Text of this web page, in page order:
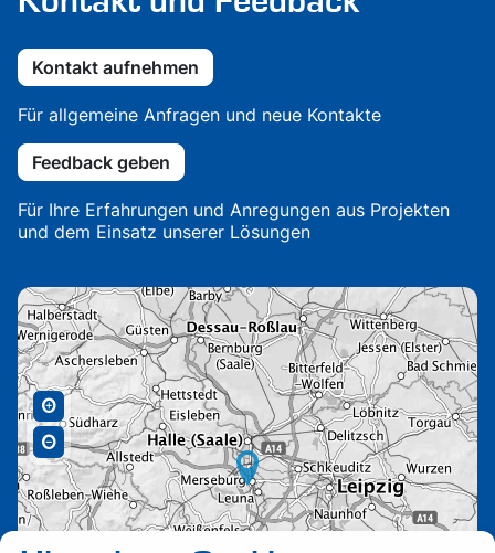
Kontakt aufnehmen
Für allgemeine Anfragen und neue Kontakte
Feedback geben
Für Ihre Erfahrungen und Anregungen aus Projekten
und dem Einsatz unserer Lösungen